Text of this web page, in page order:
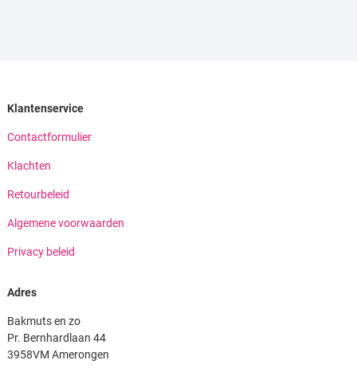
Klantenservice
Contactformulier
Klachten
Retourbeleid
Algemene voorwaarden
Privacy beleid
Adres
Bakmuts en zo
Pr. Bernhardlaan 44
3958VM Amerongen